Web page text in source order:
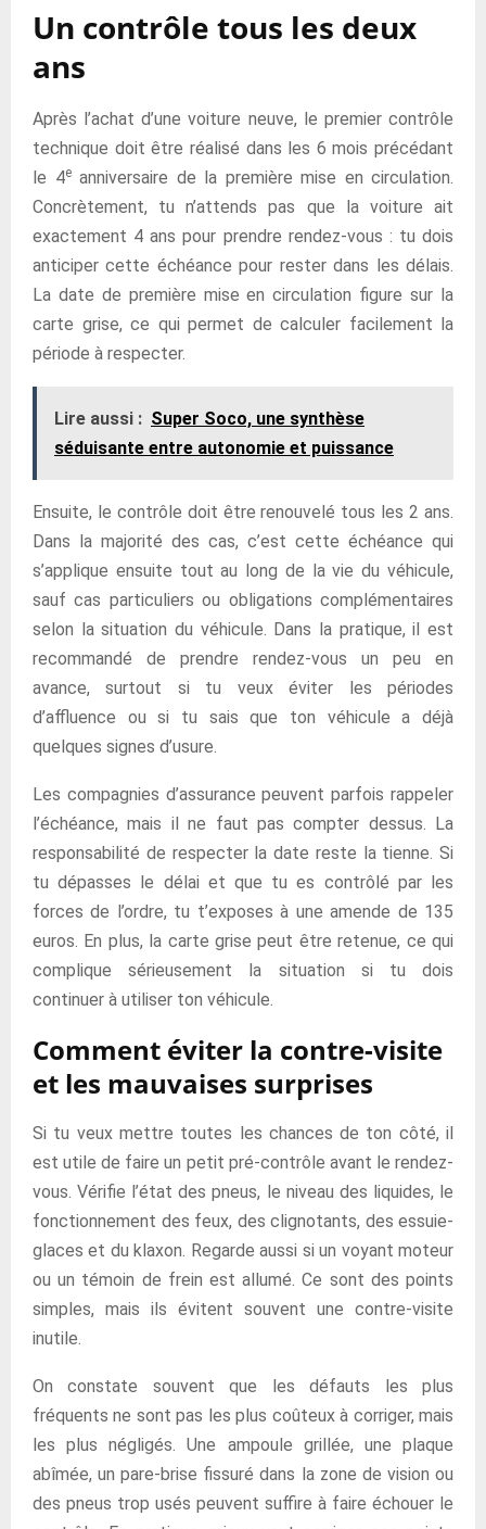
Un contrôle tous les deux
ans
Après l’achat d’une voiture neuve, le premier contrôle
technique doit être réalisé dans les 6 mois précédant
le 4eanniversaire de la première mise en circulation.
Concrètement, tu n’attends pas que la voiture ait
exactement 4 ans pour prendre rendez-vous : tu dois
anticiper cette échéance pour rester dans les délais.
La date de première mise en circulation figure sur la
carte grise, ce qui permet de calculer facilement la
période à respecter.
Lire aussi : Super Soco, une synthèse
séduisante entre autonomie et puissance
Ensuite, le contrôle doit être renouvelé tous les 2 ans.
Dans la majorité des cas, c’est cette échéance qui
s’applique ensuite tout au long de la vie du véhicule,
sauf cas particuliers ou obligations complémentaires
selon la situation du véhicule. Dans la pratique, il est
recommandé de prendre rendez-vous un peu en
avance, surtout si tu veux éviter les périodes
d’affluence ou si tu sais que ton véhicule a déjà
quelques signes d’usure.
Les compagnies d’assurance peuvent parfois rappeler
l’échéance, mais il ne faut pas compter dessus. La
responsabilité de respecter la date reste la tienne. Si
tu dépasses le délai et que tu es contrôlé par les
forces de l’ordre, tu t’exposes à une amende de 135
euros. En plus, la carte grise peut être retenue, ce qui
complique sérieusement la situation si tu dois
continuer à utiliser ton véhicule.
Comment éviter la contre-visite
et les mauvaises surprises
Si tu veux mettre toutes les chances de ton côté, il
est utile de faire un petit pré-contrôle avant le rendez-
vous. Vérifie l’état des pneus, le niveau des liquides, le
fonctionnement des feux, des clignotants, des essuie-
glaces et du klaxon. Regarde aussi si un voyant moteur
ou un témoin de frein est allumé. Ce sont des points
simples, mais ils évitent souvent une contre-visite
inutile.
On constate souvent que les défauts les plus
fréquents ne sont pas les plus coûteux à corriger, mais
les plus négligés. Une ampoule grillée, une plaque
abîmée, un pare-brise fissuré dans la zone de vision ou
des pneus trop usés peuvent suffire à faire échouer le